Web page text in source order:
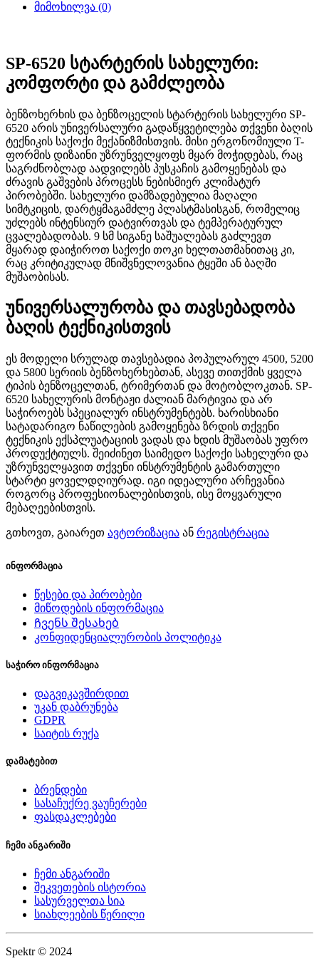
მიმოხილვა (0)
SP-6520 სტარტერის სახელური:
კომფორტი და გამძლეობა
ბენზოხერხის და ბენზოცელის სტარტერის სახელური SP-
6520 არის უნივერსალური გადაწყვეტილება თქვენი ბაღის
ტექნიკის საქოქი მექანიზმისთვის. მისი ერგონომიული T-
ფორმის დიზაინი უზრუნველყოფს მყარ მოჭიდებას, რაც
საგრძნობლად აადვილებს პუსკაჩის გამოყენებას და
ძრავის გაშვების პროცესს ნებისმიერ კლიმატურ
პირობებში. სახელური დამზადებულია მაღალი
სიმტკიცის, დარტყმაგამძლე პლასტმასისგან, რომელიც
უძლებს ინტენსიურ დატვირთვას და ტემპერატურულ
ცვალებადობას. 9 სმ სიგანე საშუალებას გაძლევთ
მყარად დაიჭიროთ საქოქი თოკი ხელთათმანითაც კი,
რაც კრიტიკულად მნიშვნელოვანია ტყეში ან ბაღში
მუშაობისას.
უნივერსალურობა და თავსებადობა
ბაღის ტექნიკისთვის
ეს მოდელი სრულად თავსებადია პოპულარულ 4500, 5200
და 5800 სერიის ბენზოხერხებთან, ასევე თითქმის ყველა
ტიპის ბენზოცელთან, ტრიმერთან და მოტობლოკთან. SP-
6520 სახელურის მონტაჟი ძალიან მარტივია და არ
საჭიროებს სპეციალურ ინსტრუმენტებს. ხარისხიანი
სატადარიგო ნაწილების გამოყენება ზრდის თქვენი
ტექნიკის ექსპლუატაციის ვადას და ხდის მუშაობას უფრო
პროდუქტიულს. შეიძინეთ საიმედო საქოქი სახელური და
უზრუნველყავით თქვენი ინსტრუმენტის გამართული
სტარტი ყოველდღიურად. იგი იდეალური არჩევანია
როგორც პროფესიონალებისთვის, ისე მოყვარული
მებაღეებისთვის.
გთხოვთ, გაიარეთ ავტორიზაცია ან რეგისტრაცია
ინფორმაცია
წესები და პირობები
მიწოდების ინფორმაცია
Ჩვენს შესახებ
კონფიდენციალურობის პოლიტიკა
საჭირო ინფორმაცია
დაგვიკავშირდით
უკან დაბრუნება
GDPR
საიტის რუქა
დამატებით
ბრენდები
სასაჩუქრე ვაუჩერები
ფასდაკლებები
ჩემი ანგარიში
ჩემი ანგარიში
შეკვეთების ისტორია
სასურველთა სია
სიახლეების წერილი
Spektr © 2024